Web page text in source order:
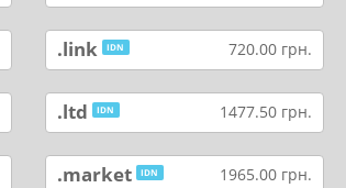
.link IDN 720.00 грн.
.ltd IDN 1477.50 грн.
.market IDN 1965.00 грн.